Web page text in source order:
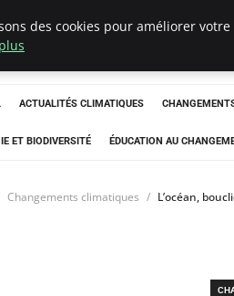
ACTUALITÉS CLIMATIQUES
ET BIODIVERSITÉ ÉDUCATION AU
Changements climatiques L’océan,
des cookies pour améliorer